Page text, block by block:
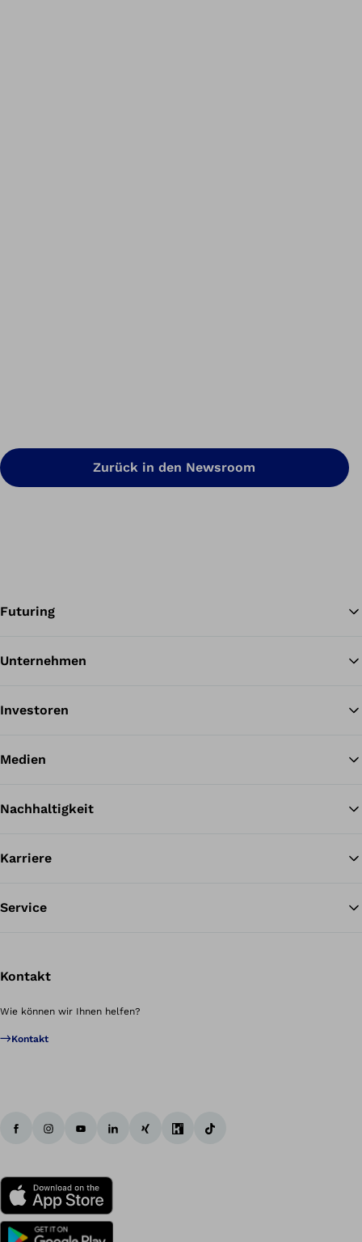
Zurück in den Newsroom
Futuring
Unternehmen
Investoren
Medien
Nachhaltigkeit
Karriere
Service
Kontakt
Wie können wir Ihnen helfen?
Kontakt